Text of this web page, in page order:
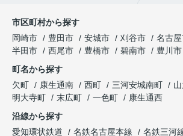
市区町村から探す
岡崎市
豊田市 安城市 刈谷市
名古
半田市
西尾市 豊橋市 碧南市
豊川市
町名から探す
欠町
康生通南 西町 三河安城南町
明大寺町
末広町 一色町
康生通西
沿線から探す
愛知環状鉄道
名鉄名古屋本線 名鉄三河